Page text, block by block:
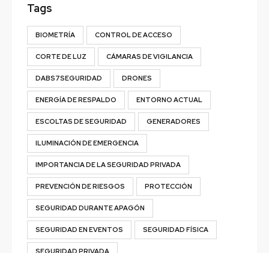
Tags
BIOMETRÍA CONTROL DE ACCESO
CORTE DE LUZ CÁMARAS DE VIGILANCIA
DABS7SEGURIDAD DRONES
ENERGÍA DE RESPALDO ENTORNO ACTUAL
ESCOLTAS DE SEGURIDAD GENERADORES
ILUMINACIÓN DE EMERGENCIA
IMPORTANCIA DE LA SEGURIDAD PRIVADA
PREVENCIÓN DE RIESGOS PROTECCIÓN
SEGURIDAD DURANTE APAGÓN
SEGURIDAD EN EVENTOS SEGURIDAD FÍSICA
SEGURIDAD PRIVADA